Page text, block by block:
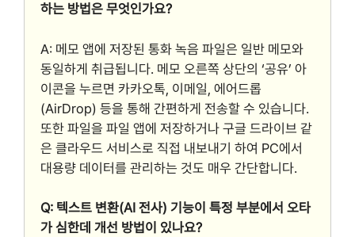
하는 방법은 무엇인가요?
A: 메모 앱에 저장된 통화 녹음 파일은 일반 메모와
동일하게 취급됩니다. 메모 오른쪽 상단의 ‘공유’ 아
이콘을 누르면 카카오톡, 이메일, 에어드롭
(AirDrop) 등을 통해 간편하게 전송할 수 있습니다.
또한 파일을 파일 앱에 저장하거나 구글 드라이브 같
은 클라우드 서비스로 직접 내보내기 하여 PC에서
대용량 데이터를 관리하는 것도 매우 간단합니다.
Q: 텍스트 변환(AI 전사) 기능이 특정 부분에서 오타
가 심한데 개선 방법이 있나요?